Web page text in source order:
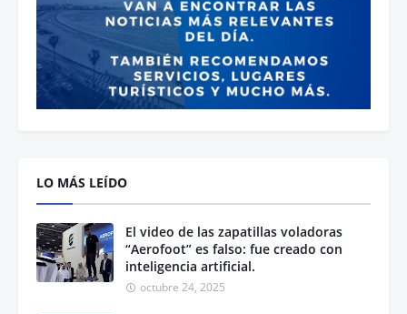
LO MÁS LEÍDO
El video de las zapatillas voladoras
“Aerofoot” es falso: fue creado con
inteligencia artificial.
octubre 24, 2025